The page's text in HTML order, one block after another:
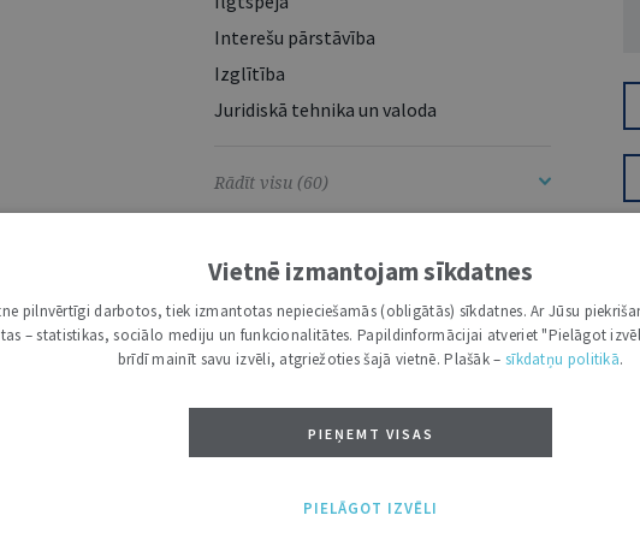
Interešu pārstāvība
Izglītība
Juridiskā tehnika un valoda
Rādīt visu (60)
IESTĀDES UN INSTITŪCIJAS
Augstākā tiesa2655
Tieslietu ministrija 1896
Vietnē izmantojam sīkdatnes
pilnvērtīgi darbotos, tiek izmantotas nepieciešamās (obligātās) sīkdatnes. Ar Jūsu
– statistikas, sociālo mediju un funkcionalitātes. Papildinformācijai atveriet "Pielāgot
brīdī mainīt savu izvēli, atgriežoties šajā vietnē. Plašāk – sīkdatņu politikā.
PIEŅEMT VISAS
PIELĀGOT IZVĒLI